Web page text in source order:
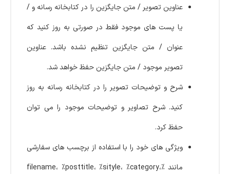
عناوین تصویر / متن جایگزین را در کتابخانه رسانه و /
یا پست های موجود فقط در صورتی به روز کنید که
عنوان / متن جایگزین تنظیم نشده باشد. عناوین
تصویر موجود / متن جایگزین حفظ خواهد شد.
شرح و توضیحات تصویر را در کتابخانه رسانه به روز
کنید. شرح تصاویر و توضیحات موجود را می توان
حفظ کرد.
ویژگی های خود را با استفاده از برچسب های سفارشی
مانند %filename، %posttitle، %sityle، %category،